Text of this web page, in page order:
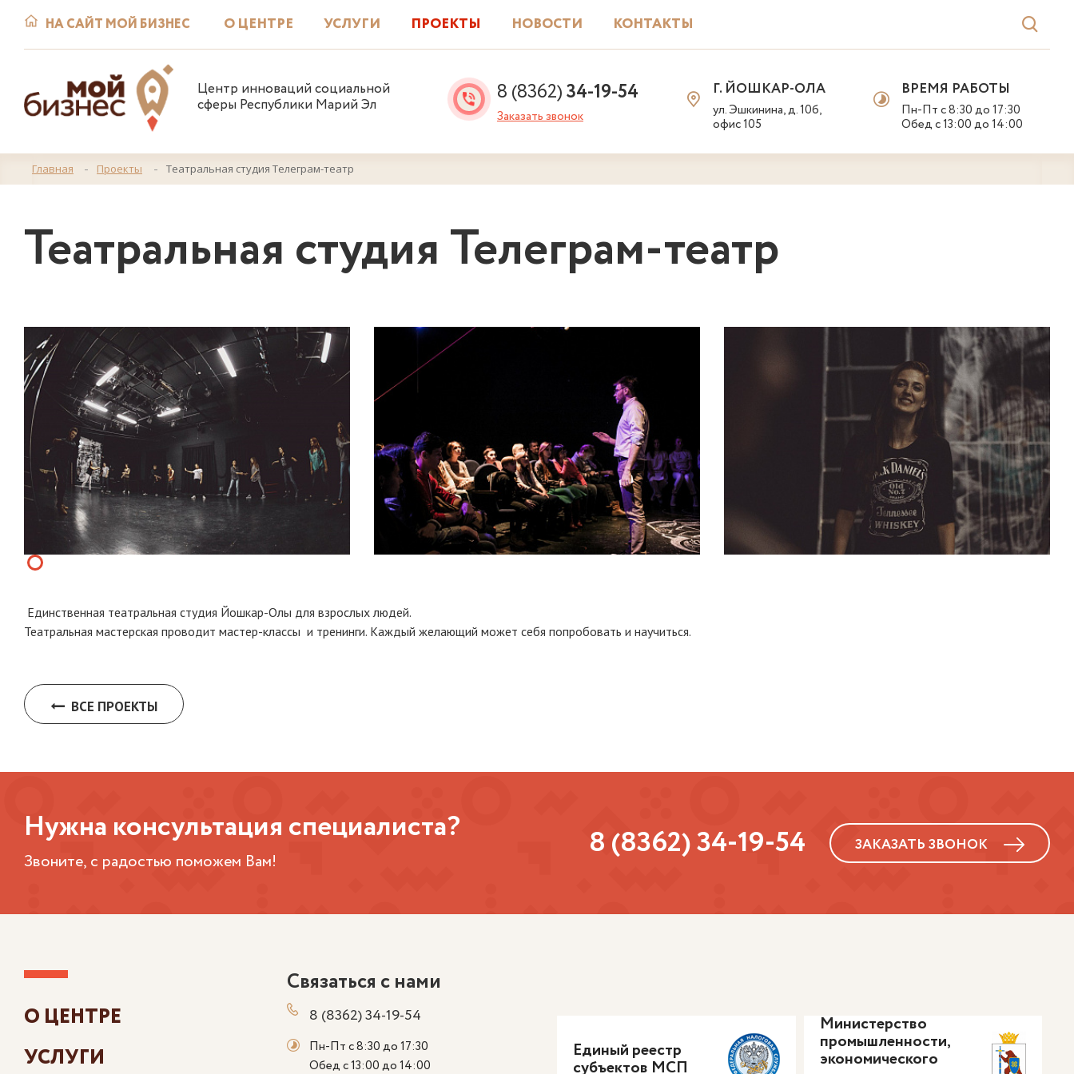
НА САЙТ МОЙ БИЗНЕС О ЦЕНТРЕ УСЛУГИ ПРОЕКТЫ НОВОСТИ КОНТАКТЫ
Центр инноваций социальной
сферы Республики Марий Эл
8 (8362)34-19-54
Заказать звонок
Г. ЙОШКАР-ОЛА
ул. Эшкинина, д. 10б,
офис 105
ВРЕМЯ РАБОТЫ
Пн-Пт с 8:30 до 17:30
Обед с 13:00 до 14:00
Главная Проекты Театральная студия Телеграм-театр
Театральная студия Телеграм-театр
Единственная театральная студия Йошкар-Олы для взрослых людей.
Театральная мастерская проводит мастер-классы и тренинги. Каждый желающий может себя попробовать и научиться.
ВСЕ ПРОЕКТЫ
Нужна консультация специалиста?
Звоните, с радостью поможем Вам! 8 (8362) 34-19-54 ЗАКАЗАТЬ ЗВОНОК
О ЦЕНТРЕ
УСЛУГИ
Связаться с нами
8 (8362) 34-19-54
Пн-Пт с 8:30 до 17:30
Обед с 13:00 до 14:00
Единый реестр
субъектов МСП
Министерство
промышленности,
экономического